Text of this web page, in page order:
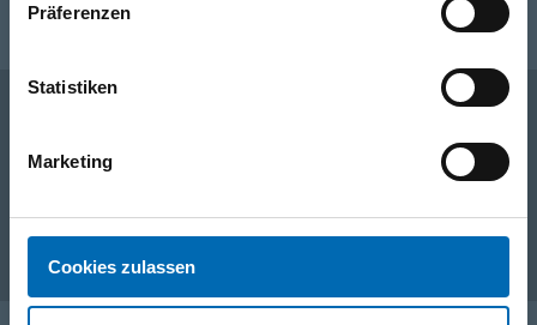
Präferenzen
Statistiken
Marketing
Cookies zulassen
Service